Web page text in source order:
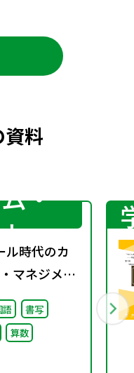
資料
・
ル時代のカ
マネジメン
動づくり～
語
書写
算数